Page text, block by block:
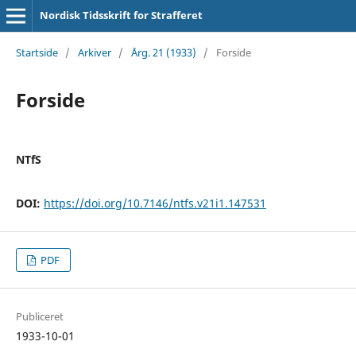
Nordisk Tidsskrift for Strafferet
Startside / Arkiver / Årg. 21 (1933) / Forside
Forside
NTfS
DOI: https://doi.org/10.7146/ntfs.v21i1.147531
PDF
Publiceret
1933-10-01